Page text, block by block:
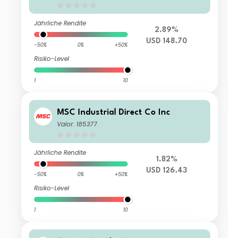
Jährliche Rendite
-50% 0% +50%
Risiko-Level
1 10
2.89%
USD 148.70
MSC Industrial Direct Co Inc
Valor: 185377
Jährliche Rendite
-50% 0% +50%
Risiko-Level
1 10
1.82%
USD 126.43